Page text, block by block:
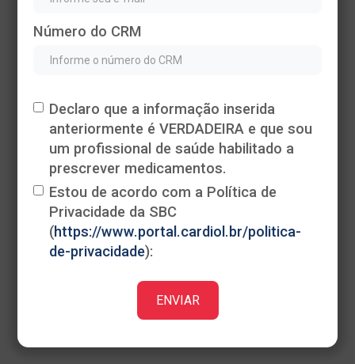
Número do CRM
Declaro que a informação inserida
anteriormente é VERDADEIRA e que sou
um profissional de saúde habilitado a
prescrever medicamentos.
Estou de acordo com a Política de
Privacidade da SBC
(https://www.portal.cardiol.br/politica-
de-privacidade):
Heading
This is some text inside of a div block.